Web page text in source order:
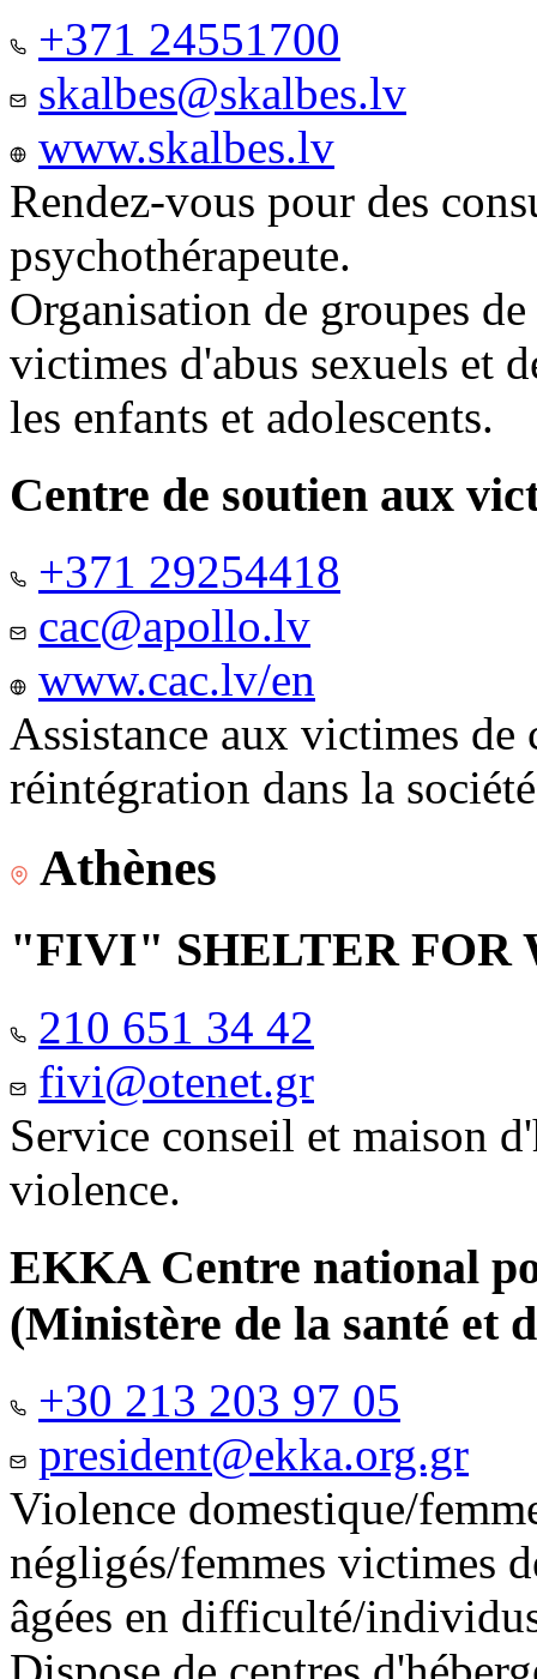
+371 24551700
skalbes@skalbes.lv
www.skalbes.lv
Rendez-vous pour des
psychothérapeute.
Organisation de groupes
victimes d'abus sexuels et
les enfants et adolescents.
Centre de soutien aux
+371 29254418
cac@apollo.lv
www.cac.lv/en
Assistance aux victimes
réintégration dans la
Athènes
"FIVI" SHELTER FOR
210 651 34 42
fivi@otenet.gr
Service conseil et maison
violence.
EKKA Centre national
(Ministère de la santé et
+30 213 203 97 05
president@ekka.org.gr
Violence domestique/
négligés/femmes victimes
âgées en difficulté/